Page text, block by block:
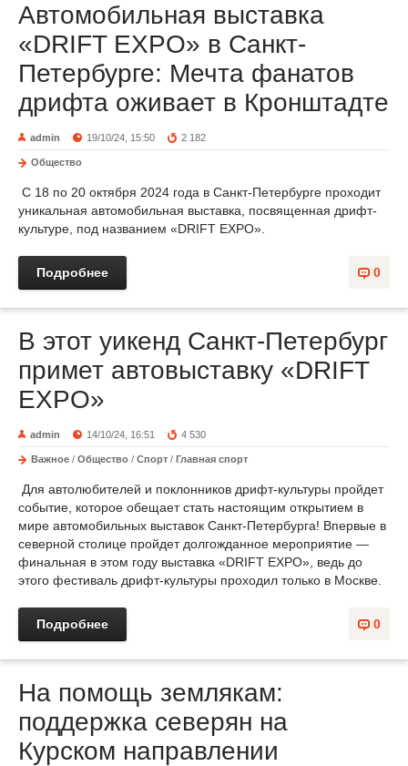
Автомобильная выставка
«DRIFT EXPO» в Санкт-
Петербурге: Мечта фанатов
дрифта оживает в Кронштадте
admin 19/10/24, 15:50 2 182
Общество
С 18 по 20 октября 2024 года в Санкт-Петербурге проходит
уникальная автомобильная выставка, посвященная дрифт-
культуре, под названием «DRIFT EXPO».
0
Подробнее
В этот уикенд Санкт-Петербург
примет автовыставку «DRIFT
EXPO»
admin 14/10/24, 16:51 4 530
Важное / Общество / Спорт / Главная спорт
Для автолюбителей и поклонников дрифт-культуры пройдет
событие, которое обещает стать настоящим открытием в
мире автомобильных выставок Санкт-Петербурга! Впервые в
северной столице пройдет долгожданное мероприятие —
финальная в этом году выставка «DRIFT EXPO», ведь до
этого фестиваль дрифт-культуры проходил только в Москве.
0
Подробнее
На помощь землякам:
поддержка северян на
Курском направлении